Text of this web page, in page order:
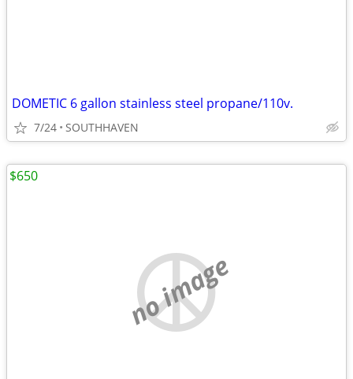
DOMETIC 6 gallon stainless steel propane/110v.
7/24 SOUTHHAVEN
no image
$650